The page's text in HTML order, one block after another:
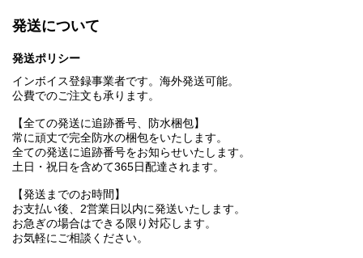
発送について
発送ポリシー
インボイス登録事業者です。海外発送可能。
公費でのご注文も承ります。
【全ての発送に追跡番号、防水梱包】
常に頑丈で完全防水の梱包をいたします。
全ての発送に追跡番号をお知らせいたします。
土日・祝日を含めて365日配達されます。
【発送までのお時間】
お支払い後、2営業日以内に発送いたします。
お急ぎの場合はできる限り対応します。
お気軽にご相談ください。